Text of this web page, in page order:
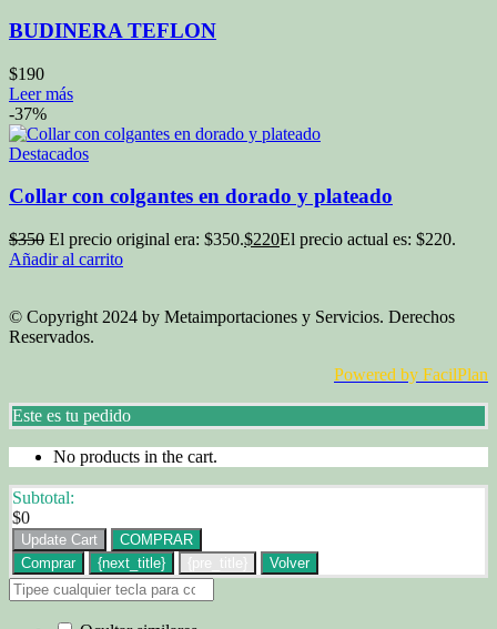
BUDINERA TEFLON
$190
Leer más
-37%
Destacados
Collar con colgantes en dorado y plateado
$350 El precio original era: $350.$220El precio actual es: $220.
Añadir al carrito
© Copyright 2024 by Metaimportaciones y Servicios. Derechos
Reservados.
Powered by FacilPlan
Este es tu pedido
No products in the cart.
Subtotal:
$0
Update Cart
COMPRAR
Comprar
{next_title} {pre_title} Volver